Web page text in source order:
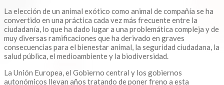
La elección de un animal exótico como animal de compañía se ha
convertido en una práctica cada vez más frecuente entre la
ciudadanía, lo que ha dado lugar a una problemática compleja y de
muy diversas ramificaciones que ha derivado en graves
consecuencias para el bienestar animal, la seguridad ciudadana, la
salud pública, el medioambiente y la biodiversidad.
La Unión Europea, el Gobierno central y los gobiernos
autonómicos llevan años tratando de poner freno a esta